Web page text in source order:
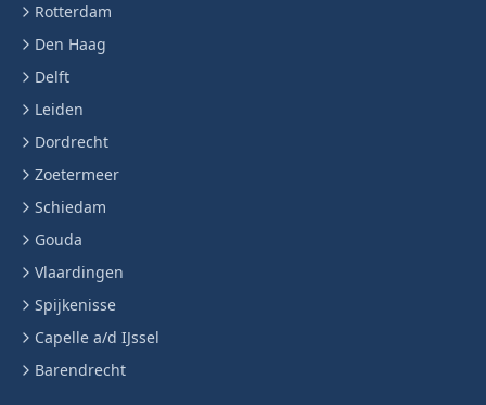
Rotterdam
Den Haag
Delft
Leiden
Dordrecht
Zoetermeer
Schiedam
Gouda
Vlaardingen
Spijkenisse
Capelle a/d IJssel
Barendrecht